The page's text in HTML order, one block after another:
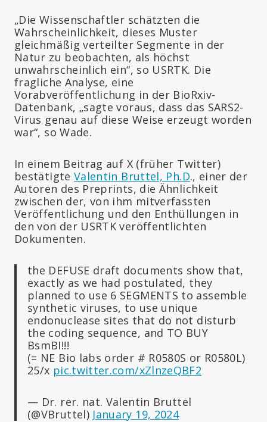
„Die Wissenschaftler schätzten die
Wahrscheinlichkeit, dieses Muster
gleichmäßig verteilter Segmente in der
Natur zu beobachten, als höchst
unwahrscheinlich ein“, so USRTK. Die
fragliche Analyse, eine
Vorabveröffentlichung in der BioRxiv-
Datenbank, „sagte voraus, dass das SARS2-
Virus genau auf diese Weise erzeugt worden
war“, so Wade.
In einem Beitrag auf X (früher Twitter)
bestätigte Valentin Bruttel, Ph.D., einer der
Autoren des Preprints, die Ähnlichkeit
zwischen der, von ihm mitverfassten
Veröffentlichung und den Enthüllungen in
den von der USRTK veröffentlichten
Dokumenten.
the DEFUSE draft documents show that,
exactly as we had postulated, they
planned to use 6 SEGMENTS to assemble
synthetic viruses, to use unique
endonuclease sites that do not disturb
the coding sequence, and TO BUY
BsmBI!!!
(= NE Bio labs order # R0580S or R0580L)
25/x pic.twitter.com/xZlnzeQBF2
— Dr. rer. nat. Valentin Bruttel
(@VBruttel) January 19, 2024